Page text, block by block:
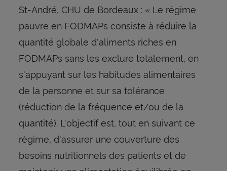
St-André, CHU de Bordeaux : « Le régime
pauvre en FODMAPs consiste à réduire la
quantité globale d'aliments riches en
FODMAPs sans les exclure totalement, en
s'appuyant sur les habitudes alimentaires
de la personne et sur sa tolérance
(réduction de la fréquence et/ou de la
quantité). L'objectif est, tout en suivant ce
régime, d'assurer une couverture des
besoins nutritionnels des patients et de